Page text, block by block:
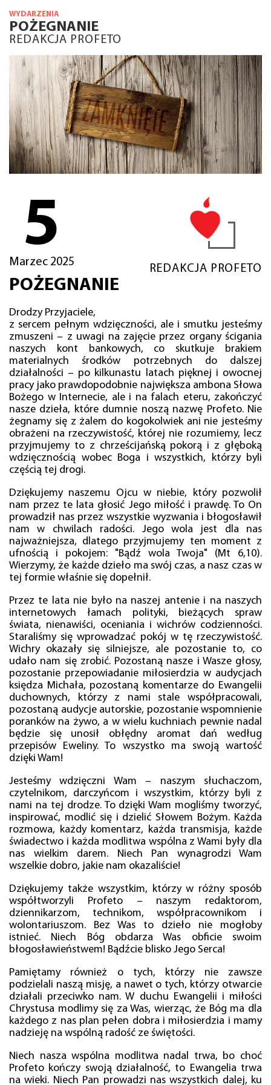
WYDARZENIA
POŻEGNANIE
REDAKCJA PROFETO
5
Marzec 2025
REDAKCJA PROFETO
POŻEGNANIE
Drodzy Przyjaciele,
z sercem pełnym wdzięczności, ale i smutku jesteśmy
zmuszeni – z uwagi na zajęcie przez organy ścigania
naszych kont bankowych, co skutkuje brakiem
materialnych środków potrzebnych do dalszej
działalności – po kilkunastu latach pięknej i owocnej
pracy jako prawdopodobnie największa ambona Słowa
Bożego w Internecie, ale i na falach eteru, zakończyć
nasze dzieła, które dumnie noszą nazwę Profeto. Nie
żegnamy się z żalem do kogokolwiek ani nie jesteśmy
obrażeni na rzeczywistość, której nie rozumiemy, lecz
przyjmujemy to z chrześcijańską pokorą i z głęboką
wdzięcznością wobec Boga i wszystkich, którzy byli
częścią tej drogi.
Dziękujemy naszemu Ojcu w niebie, który pozwolił
nam przez te lata głosić Jego miłość i prawdę. To On
prowadził nas przez wszystkie wyzwania i błogosławił
nam w chwilach radości. Jego wola jest dla nas
najważniejsza, dlatego przyjmujemy ten moment z
ufnością i pokojem: "Bądź wola Twoja" (Mt 6,10).
Wierzymy, że każde dzieło ma swój czas, a nasz czas w
tej formie właśnie się dopełnił.
Przez te lata nie było na naszej antenie i na naszych
internetowych łamach polityki, bieżących spraw
świata, nienawiści, oceniania i wichrów codzienności.
Staraliśmy się wprowadzać pokój w tę rzeczywistość.
Wichry okazały się silniejsze, ale pozostanie to, co
udało nam się zrobić. Pozostaną nasze i Wasze głosy,
pozostanie przepowiadanie miłosierdzia w audycjach
księdza Michała, pozostaną komentarze do Ewangelii
duchownych, którzy z nami stale współpracowali,
pozostaną audycje autorskie, pozostanie wspomnienie
poranków na żywo, a w wielu kuchniach pewnie nadal
będzie się unosił obłędny aromat dań według
przepisów Eweliny. To wszystko ma swoją wartość
dzięki Wam!
Jesteśmy wdzięczni Wam – naszym słuchaczom,
czytelnikom, darczyńcom i wszystkim, którzy byli z
nami na tej drodze. To dzięki Wam mogliśmy tworzyć,
inspirować, modlić się i dzielić Słowem Bożym. Każda
rozmowa, każdy komentarz, każda transmisja, każde
świadectwo i każda modlitwa wspólna z Wami były dla
nas wielkim darem. Niech Pan wynagrodzi Wam
wszelkie dobro, jakie nam okazaliście!
Dziękujemy także wszystkim, którzy w różny sposób
współtworzyli Profeto – naszym redaktorom,
dziennikarzom, technikom, współpracownikom i
wolontariuszom. Bez Was to dzieło nie mogłoby
istnieć. Niech Bóg obdarza Was obficie swoim
błogosławieństwem! Bądźcie blisko Jego Serca!
Pamiętamy również o tych, którzy nie zawsze
podzielali naszą misję, a nawet o tych, którzy otwarcie
działali przeciwko nam. W duchu Ewangelii i miłości
Chrystusa modlimy się za Was, wierząc, że Bóg ma dla
każdego z nas plan pełen dobra i miłosierdzia i mamy
nadzieję na wspólną radość ze świętości.
Niech nasza wspólna modlitwa nadal trwa, bo choć
Profeto kończy swoją działalność, to Ewangelia trwa
na wieki. Niech Pan prowadzi nas wszystkich dalej, ku